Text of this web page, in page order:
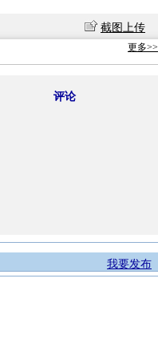
截图上传
更多>>
评论
我要发布